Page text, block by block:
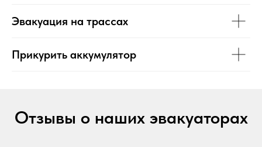
Эвакуация на трассах
Прикурить аккумулятор
Отзывы о наших эвакуаторах